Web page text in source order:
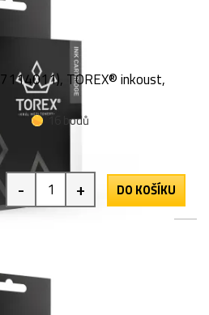
TOREX® inkoust,
16 bodů
- + DO KOŠÍKU